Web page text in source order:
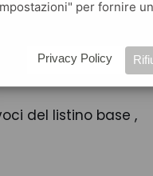
interventi di
del listino base ,
per fornire
Privacy Policy